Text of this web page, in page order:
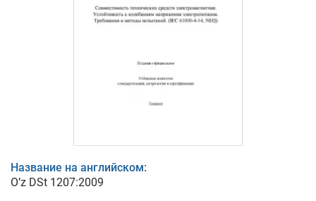
Название на английском:
O’z DSt 1207:2009